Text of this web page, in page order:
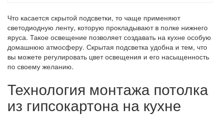
Что касается скрытой подсветки, то чаще применяют
светодиодную ленту, которую прокладывают в полке нижнего
яруса. Такое освещение позволяет создавать на кухне особую
домашнюю атмосферу. Скрытая подсветка удобна и тем, что
вы можете регулировать цвет освещения и его насыщенность
по своему желанию.
Технология монтажа потолка
из гипсокартона на кухне